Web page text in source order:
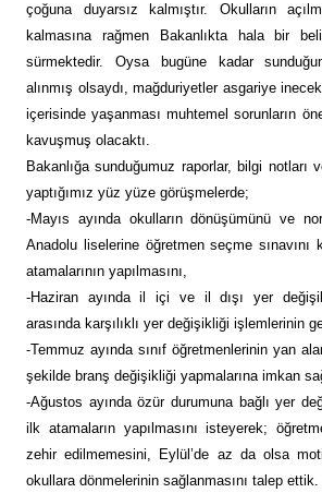
çoğuna duyarsız kalmıştır. Okulların
kalmasına rağmen Bakanlıkta hala bir
sürmektedir. Oysa bugüne kadar
alınmış olsaydı, mağduriyetler asgariye
içerisinde yaşanması muhtemel sorunların
kavuşmuş olacaktı.
Bakanlığa sunduğumuz raporlar, bilgi notları
yaptığımız yüz yüze görüşmelerde;
-Mayıs ayında okulların dönüşümünü ve
Anadolu liselerine öğretmen seçme sınavını
atamalarının yapılmasını,
-Haziran ayında il içi ve il dışı yer
arasında karşılıklı yer değişikliği işlemlerinin
-Temmuz ayında sınıf öğretmenlerinin yan
şekilde branş değişikliği yapmalarına imkan
-Ağustos ayında özür durumuna bağlı yer
ilk atamaların yapılmasını isteyerek;
zehir edilmemesini, Eylül’de az da olsa
okullara dönmelerinin sağlanmasını talep ettik.